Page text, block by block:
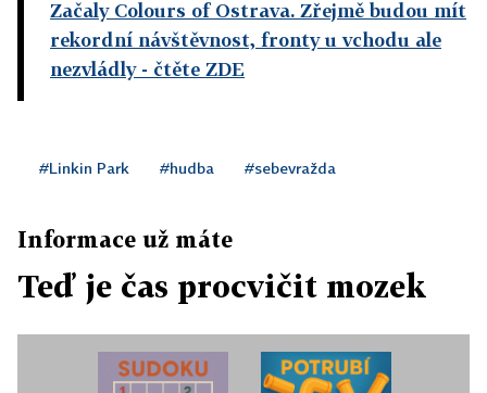
Začaly Colours of Ostrava. Zřejmě budou mít
rekordní návštěvnost, fronty u vchodu ale
nezvládly- čtěte ZDE
#Linkin Park #hudba #sebevražda
Informace už máte
Teď je čas procvičit mozek